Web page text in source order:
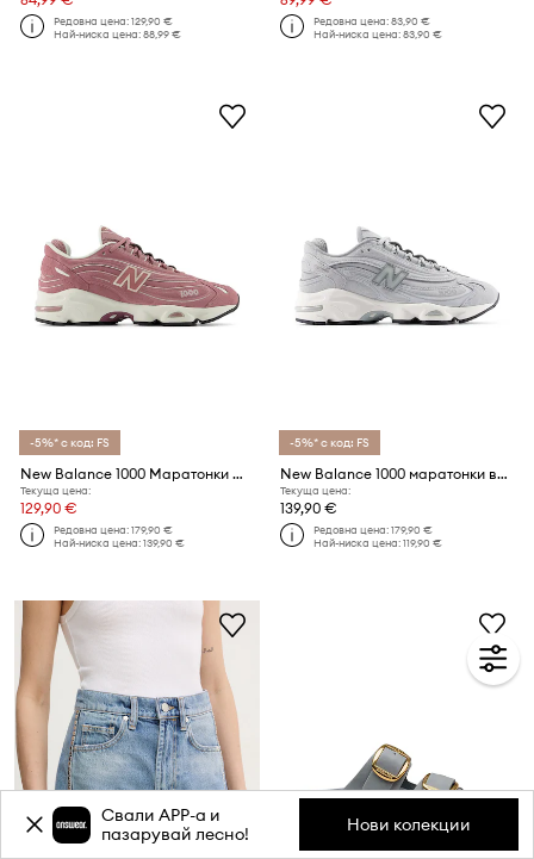
Редовна цена:129,90 €
Най-ниска цена:88,99 €
Редовна цена:83,90 €
Най-ниска цена:83,90 €
-5%* с код: FS
New Balance 1000 Маратонки Женски велурени
Текуща цена:
129,90 €
Редовна цена:179,90 €
Най-ниска цена:139,90 €
-5%* с код: FS
New Balance 1000 маратонки велурени
Текуща цена:
139,90 €
Редовна цена:179,90 €
Най-ниска цена:119,90 €
Свали APP-a и
пазарувай лесно!
Нови колекции